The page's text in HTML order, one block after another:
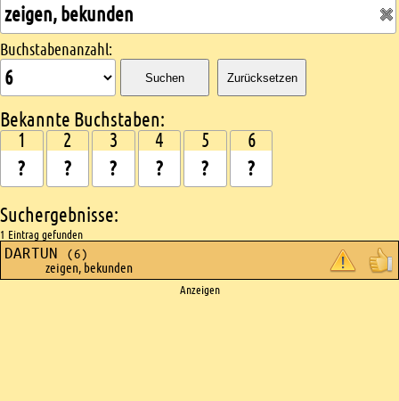
Buchstabenanzahl:
Suchen Zurücksetzen
Bekannte Buchstaben:
1 2 3 4 5 6
Suchergebnisse:
1 Eintrag gefunden
DARTUN (6)
zeigen, bekunden
Anzeigen